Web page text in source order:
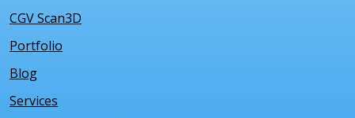
CGV Scan3D
Portfolio
Blog
Services